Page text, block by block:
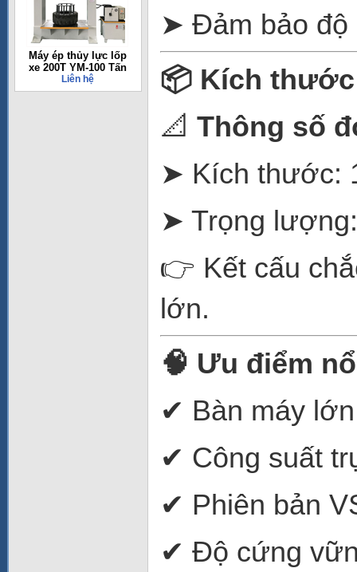
Máy ép thủy lực lốp
xe 200T YM-100 Tấn
Liên hệ
➤ Đảm bảo độ
📦 Kích
📐 Thông số
➤ Kích thước:
➤ Trọng
👉 Kết cấu
lớn.
🧠 Ưu điểm
✔ Bàn máy
✔ Công suất
✔ Phiên bản
✔ Độ cứng